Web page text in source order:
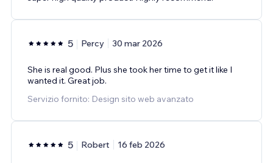
5 Percy 30 mar 2026
She is real good. Plus she took her time to get it like I
wanted it. Great job.
Servizio fornito: Design sito web avanzato
5 Robert 16 feb 2026